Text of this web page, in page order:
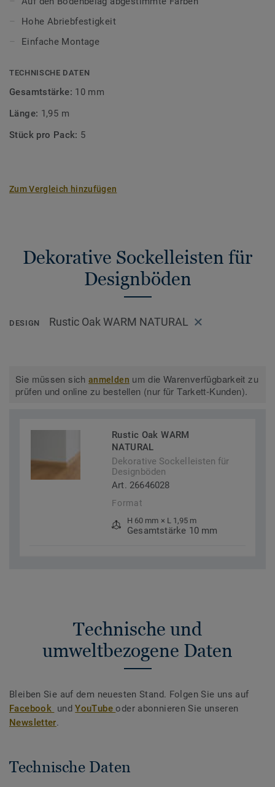
Hohe Abriebfestigkeit
Einfache Montage
TECHNISCHE DATEN
Gesamtstärke: 10 mm
Länge: 1,95 m
Stück pro Pack: 5
Zum Vergleich hinzufügen
Dekorative Sockelleisten für
Designböden
DESIGN Rustic Oak WARM NATURAL
Sie müssen sichanmelden um die Warenverfügbarkeit zu
prüfen und online zu bestellen (nur für Tarkett-Kunden).
Rustic Oak WARM
NATURAL
Dekorative Sockelleisten für
Designböden
Art. 26646028
Format
H 60 mm × L 1,95 m
Gesamtstärke 10 mm
Technische und
umweltbezogene Daten
Bleiben Sie auf dem neuesten Stand. Folgen Sie uns auf
Facebook undYouTubeoder abonnieren Sie unseren
Newsletter.
Technische Daten